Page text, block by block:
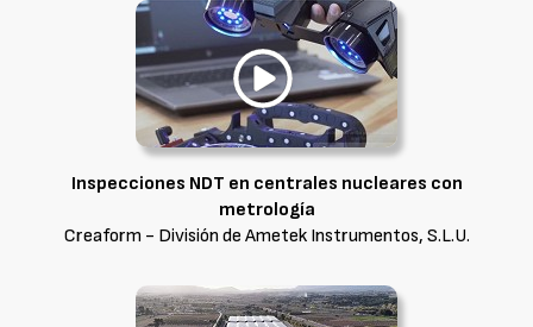
Inspecciones NDT en centrales nucleares con
metrología
Creaform - División de Ametek Instrumentos, S.L.U.